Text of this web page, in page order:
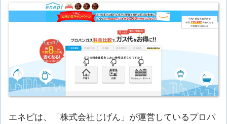
エネピは、「株式会社じげん」が運営しているプロパ